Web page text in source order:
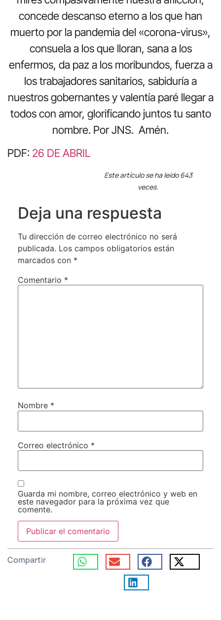
concede descanso eterno a los que han
muerto por la pandemia del «corona-virus»,
consuela a los que lloran, sana a los
enfermos, da paz a los moribundos, fuerza a
los trabajadores sanitarios, sabiduría a
nuestros gobernantes y valentía paré llegar a
todos con amor, glorificando juntos tu santo
nombre. Por JNS. Amén.
PDF: 26 DE ABRIL
Este artículo se ha leído 643
veces.
Deja una respuesta
Tu dirección de correo electrónico no será
publicada. Los campos obligatorios están
marcados con *
Comentario *
Nombre *
Correo electrónico *
Guarda mi nombre, correo electrónico y web en
este navegador para la próxima vez que
comente.
Compartir